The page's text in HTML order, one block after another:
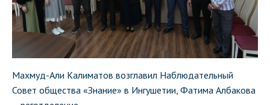
Махмуд-Али Калиматов возглавил Наблюдательный
Совет общества «Знание» в Ингушетии, Фатима Албакова